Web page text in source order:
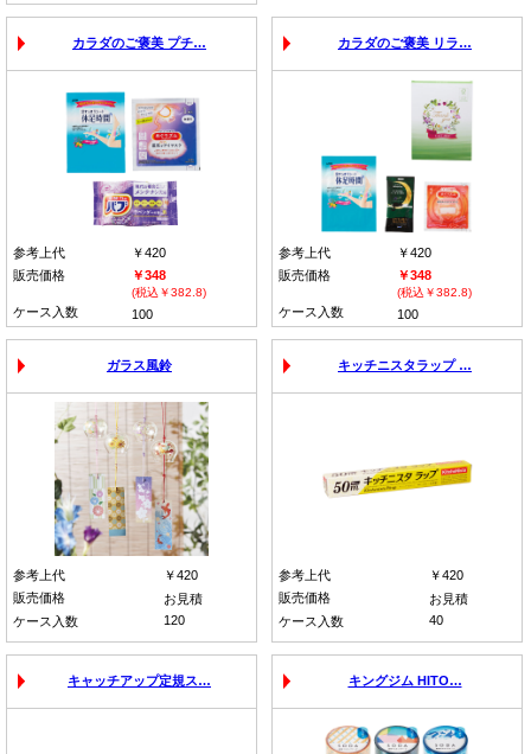
カラダのご褒美 プチ…
参考上代
￥420
販売価格
￥348
(税込￥382.8)
ケース入数 100
カラダのご褒美 リラ…
参考上代
￥420
販売価格
￥348
(税込￥382.8)
ケース入数 100
ガラス風鈴
参考上代
￥420
販売価格
お見積
ケース入数
120
キッチニスタラップ …
参考上代
￥420
販売価格
お見積
ケース入数
40
キャッチアップ定規ス… キングジム HITO…